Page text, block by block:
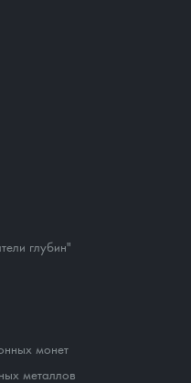
глубин"
монет
металлов